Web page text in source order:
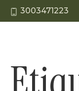
3003471223